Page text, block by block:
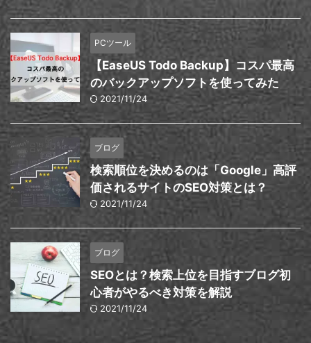
PCツール
【EaseUS Todo Backup】コスパ最高
のバックアップソフトを使ってみた
2021/11/24
ブログ
検索順位を決めるのは「Google」高評
価されるサイトのSEO対策とは？
2021/11/24
ブログ
SEOとは？検索上位を目指すブログ初
心者がやるべき対策を解説
2021/11/24